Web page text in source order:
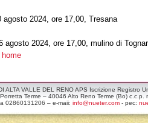
agosto 2024, ore 17,00, Tresana
agosto 2024, ore 17,00, mulino di
home
ALTA VALLE DEL RENO APS Iscrizione Registro
Terme – 40046 Alto Reno Terme (Bo)
02860131206 – e-maii: info@nueter.com - pec: